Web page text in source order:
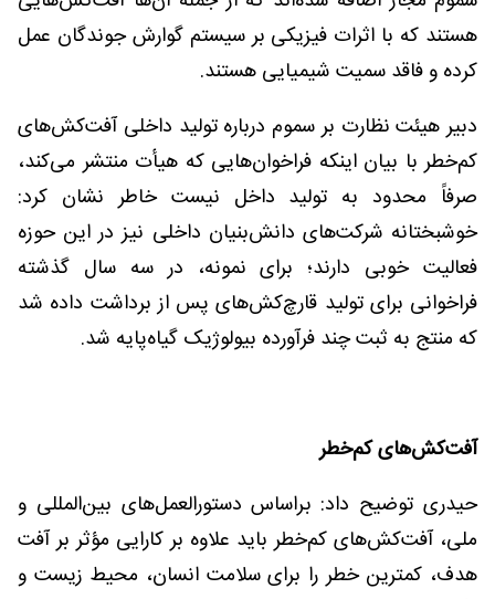
هستند که با اثرات فیزیکی بر سیستم گوارش جوندگان عمل
کرده و فاقد سمیت شیمیایی هستند.
دبیر هیئت نظارت بر سموم درباره تولید داخلی آفت‌کش‌های
کم‌خطر با بیان اینکه فراخوان‌هایی که هیأت منتشر می‌کند،
صرفاً محدود به تولید داخل نیست خاطر نشان کرد:
خوشبختانه شرکت‌های دانش‌بنیان داخلی نیز در این حوزه
فعالیت خوبی دارند؛ برای نمونه، در سه سال گذشته
فراخوانی برای تولید قارچ‌کش‌های پس از برداشت داده شد
که منتج به ثبت چند فرآورده بیولوژیک گیاه‌پایه شد.
آفت‌کش‌های کم‌خطر
حیدری توضیح داد: براساس دستورالعمل‌های بین‌المللی و
ملی، آفت‌کش‌های کم‌خطر باید علاوه بر کارایی مؤثر بر آفت
هدف، کمترین خطر را برای سلامت انسان، محیط زیست و